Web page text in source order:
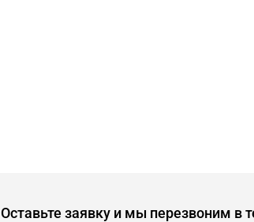
Оставьте заявку и мы перезвоним в